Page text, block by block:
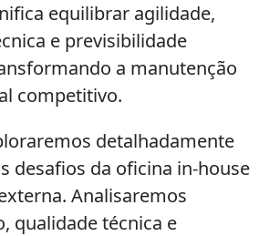
equilibrar agilidade,
e previsibilidade
a manutenção
competitivo.
detalhadamente
desafios da oficina in-house
Analisaremos
qualidade técnica e